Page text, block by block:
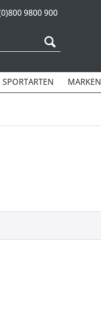
9800 900
SPORTARTEN MARKEN